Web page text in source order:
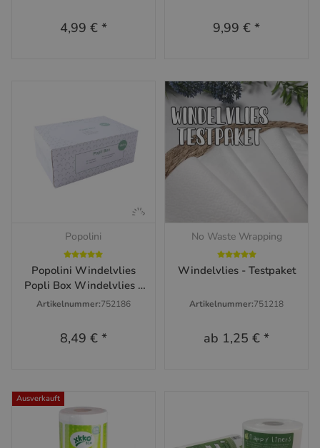
4,99 € * 9,99 €*
Popolini
Popolini Windelvlies
Popli Box Windelvlies -
100 Blatt
Artikelnummer:752186
8,49 € *
No Waste Wrapping
Windelvlies - Testpaket
Artikelnummer:751218
ab 1,25 €*
Ausverkauft